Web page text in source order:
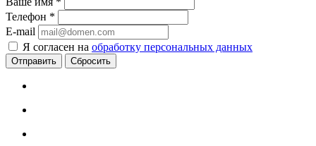
Телефон *
E-mail
Я согласен на обработку персональных данных
Сбросить